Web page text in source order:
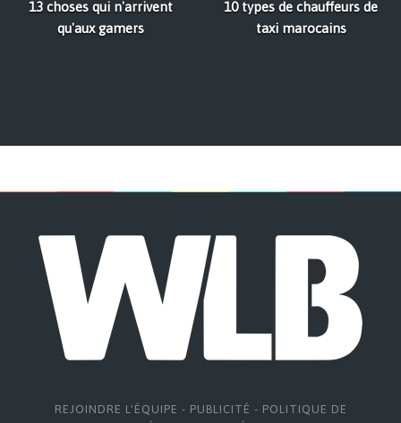
13 choses qui n'arrivent
qu'aux gamers
10 types de chauffeurs de
taxi marocains
REJOINDRE L'ÉQUIPE - PUBLICITÉ - POLITIQUE DE